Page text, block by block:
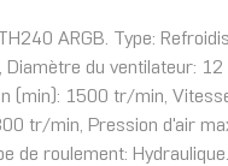
ARGB. Type:
Diamètre du ventilateur: 12
(min): 1500 tr/min,
tr/min, Pression d'air
de roulement: